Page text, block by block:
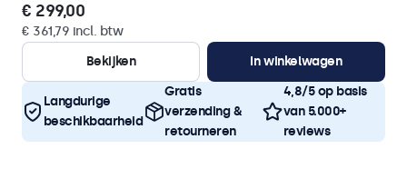
€ 299,00
€ 361,79 incl. btw
Bekijken
In winkelwagen
Langdurige
beschikbaarheid
Gratis
verzending &
retourneren
4,8/5 op basis
van 5.000+
reviews